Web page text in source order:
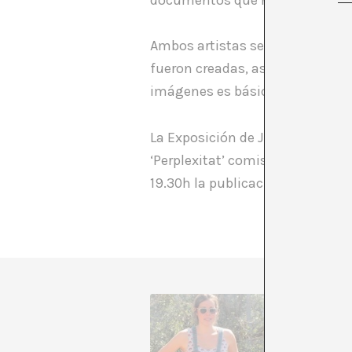
Ambos artistas se acercan al
fueron creadas, asuntos bien
imágenes es básica para
La Exposición de Julia Montilla
‘Perplexitat’ comisariado por
19.30h la publicación que se
En